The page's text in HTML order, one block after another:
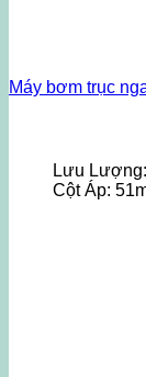
Máy bơm trục
Lưu Lượng:
Cột Áp: